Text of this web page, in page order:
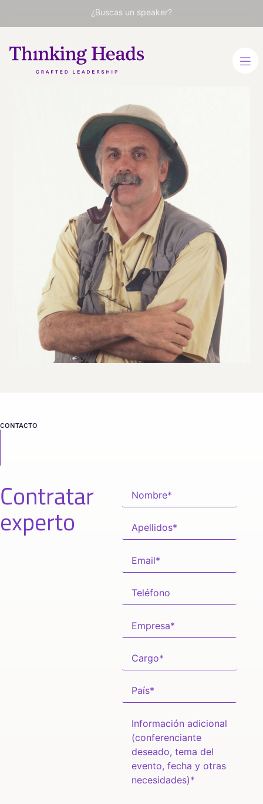
¿Buscas un speaker?
Eudald
Carbonell
Co Director del Proyecto
Atapuerca y especialista en
Innovación y Tecnología
CATALÁN
VER PERFIL
Viaja
desde
ESPAÑA
BARCELONA
CONTACTO
Contratar
experto